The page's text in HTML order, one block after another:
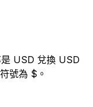
USD 兌換 USD
號為 $。